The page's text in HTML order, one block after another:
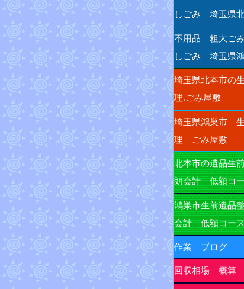
しごみ 埼玉県
不用品 粗大ご
しごみ 埼玉県
埼玉県北本市の
理.ごみ屋敷
埼玉県鴻巣市
理 ごみ屋敷
北本市の遺品生
朗会計 低額コ
鴻巣市生前遺品
会計 低額コー
作業 ブログ
回収相場 概算